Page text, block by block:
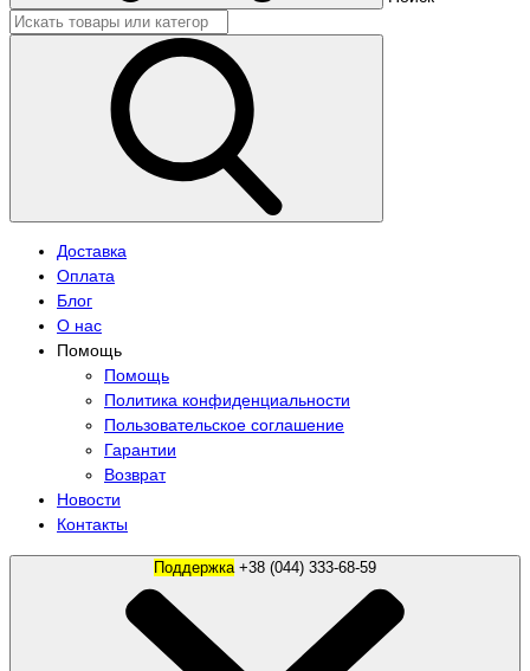
Доставка
Оплата
Блог
О нас
Помощь
Помощь
Политика конфиденциальности
Пользовательское соглашение
Гарантии
Возврат
Новости
Контакты
Поддержка